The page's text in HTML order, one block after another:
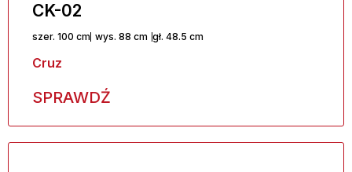
CK-02
Cruz
szer. 100 cm wys. 88 cm gł. 48.5 cm
SPRAWDŹ